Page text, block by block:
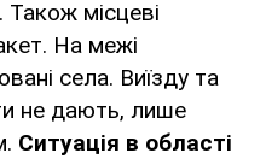
Також місцеві
На межі
села. Виїзду та
не дають, лише
Ситуація в області